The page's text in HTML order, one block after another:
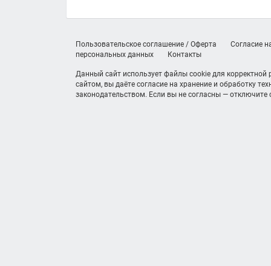
Пользовательское соглашение / Оферта
Согласие
персональных данных
Контакты
Данный сайт использует файлы cookie для
сайтом, вы даёте согласие на хранение и обработку
законодательством. Если вы не согласны — отключите